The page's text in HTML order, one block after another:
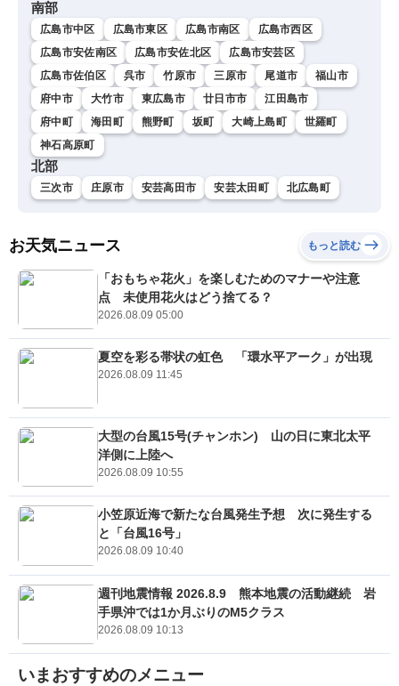
南部
広島市中区 広島市東区 広島市南区
広島市西区
広島市安佐南区
広島市安佐北区
広島市安芸区
広島市佐伯区
呉市 竹原市 三原市 尾道市
福山市
府中市
大竹市 東広島市 廿日市市
江田島市
府中町
海田町 熊野町 坂町 大崎上島町
世羅町
神石高原町
北部
三次市 庄原市 安芸高田市 安芸太田町 北広島町
お天気ニュース もっと読む
「おもちゃ花火」を楽しむためのマナーや注意
点 未使用花火はどう捨てる？
2026.08.09 05:00
夏空を彩る帯状の虹色 「環水平アーク」が出現
2026.08.09 11:45
大型の台風15号(チャンホン) 山の日に東北太平
洋側に上陸へ
2026.08.09 10:55
小笠原近海で新たな台風発生予想 次に発生する
と「台風16号」
2026.08.09 10:40
週刊地震情報 2026.8.9 熊本地震の活動継続 岩
手県沖では1か月ぶりのM5クラス
2026.08.09 10:13
いまおすすめのメニュー